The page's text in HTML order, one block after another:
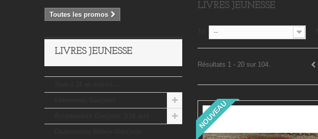
Toutes les promos
LIVRES JEUNESSE
LIVRES JEUNESSE
--
Résultats 1 - 20 sur 104.
NOUVEAU